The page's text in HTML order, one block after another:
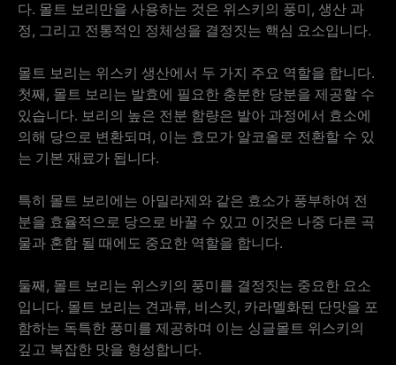
다. 몰트 보리만을 사용하는 것은 위스키의 풍미, 생산 과
정, 그리고 전통적인 정체성을 결정짓는 핵심 요소입니다.
몰트 보리는 위스키 생산에서 두 가지 주요 역할을 합니다.
첫째, 몰트 보리는 발효에 필요한 충분한 당분을 제공할 수
있습니다. 보리의 높은 전분 함량은 발아 과정에서 효소에
의해 당으로 변환되며, 이는 효모가 알코올로 전환할 수 있
는 기본 재료가 됩니다.
특히 몰트 보리에는 아밀라제와 같은 효소가 풍부하여 전
분을 효율적으로 당으로 바꿀 수 있고 이것은 나중 다른 곡
물과 혼합 될 때에도 중요한 역할을 합니다.
둘째, 몰트 보리는 위스키의 풍미를 결정짓는 중요한 요소
입니다. 몰트 보리는 견과류, 비스킷, 카라멜화된 단맛을 포
함하는 독특한 풍미를 제공하며 이는 싱글몰트 위스키의
깊고 복잡한 맛을 형성합니다.